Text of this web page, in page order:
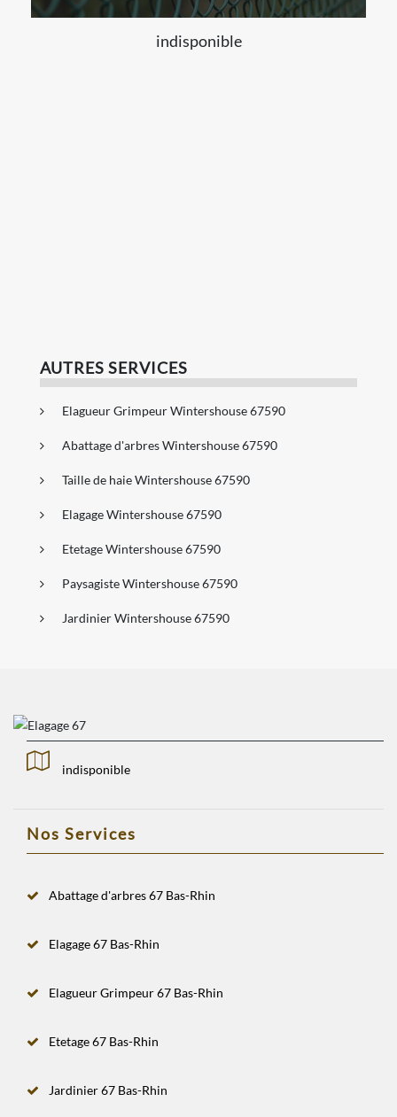
indisponible
AUTRES SERVICES
Elagueur Grimpeur Wintershouse 67590
Abattage d'arbres Wintershouse 67590
Taille de haie Wintershouse 67590
Elagage Wintershouse 67590
Etetage Wintershouse 67590
Paysagiste Wintershouse 67590
Jardinier Wintershouse 67590
indisponible
Nos Services
Abattage d'arbres 67 Bas-Rhin
Elagage 67 Bas-Rhin
Elagueur Grimpeur 67 Bas-Rhin
Etetage 67 Bas-Rhin
Jardinier 67 Bas-Rhin